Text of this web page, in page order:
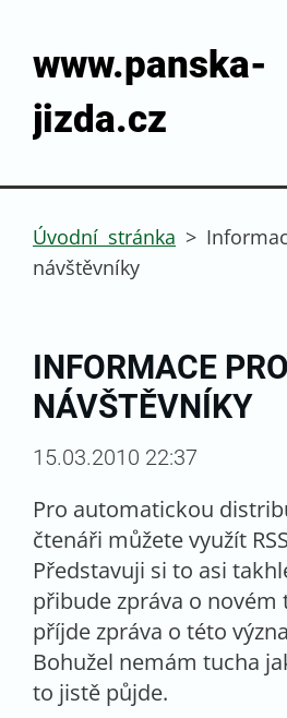
www.panska-
jizda.cz
Úvodní stránka >
návštěvníky
INFORMACE PRO
NÁVŠTĚVNÍKY
15.03.2010 22:37
Pro automatickou
čtenáři můžete využít
Představuji si to asi
přibude zpráva o novém
příjde zpráva o této
Bohužel nemám tucha
to jistě půjde.